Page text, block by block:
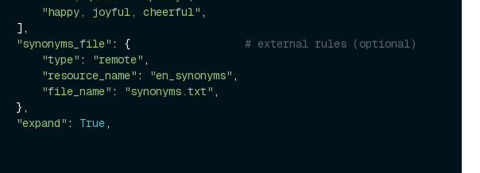
"happy, joyful, cheerful" ,
"synonyms_file" : { # external rules (optional)
"type" : "remote" ,
"resource_name" : "en_synonyms" ,
"file_name" : "synonyms.txt" ,
"expand" : True,